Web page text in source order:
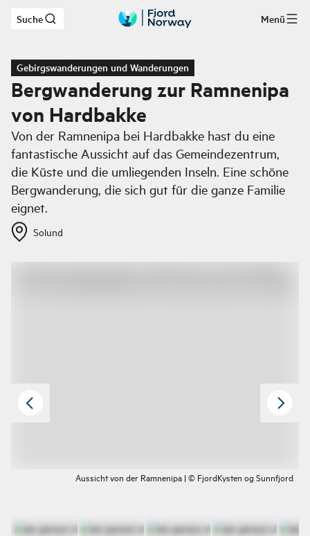
Zum Hauptinhalt
Suche Menü
Gebirgswanderungen und Wanderungen
Bergwanderung zur Ramnenipa
von Hardbakke
Von der Ramnenipa bei Hardbakke hast du eine
fantastische Aussicht auf das Gemeindezentrum,
die Küste und die umliegenden Inseln. Eine schöne
Bergwanderung, die sich gut für die ganze Familie
eignet.
Solund
Aussicht von der Ramnenipa | © FjordKysten og Sunnfjord